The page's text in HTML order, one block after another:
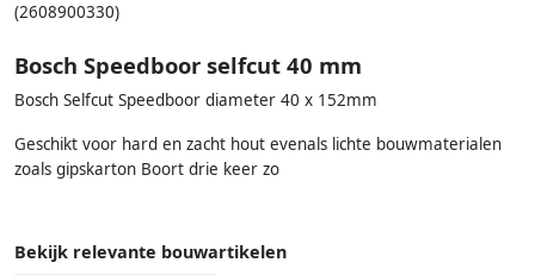
(2608900330)
Bosch Speedboor selfcut 40 mm
Bosch Selfcut Speedboor diameter 40 x 152mm
Geschikt voor hard en zacht hout evenals lichte bouwmaterialen
zoals gipskarton Boort drie keer zo
Bekijk relevante bouwartikelen